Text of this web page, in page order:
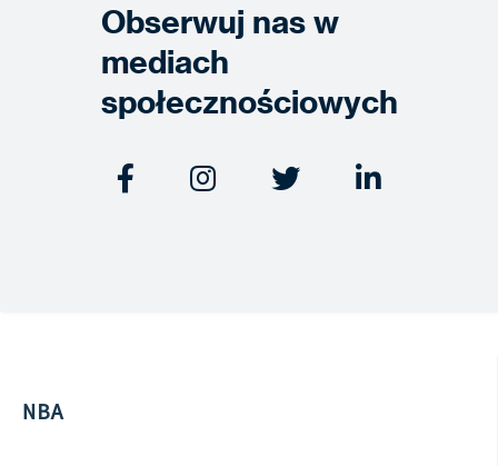
Obserwuj nas w
mediach
społecznościowych
   
NBA